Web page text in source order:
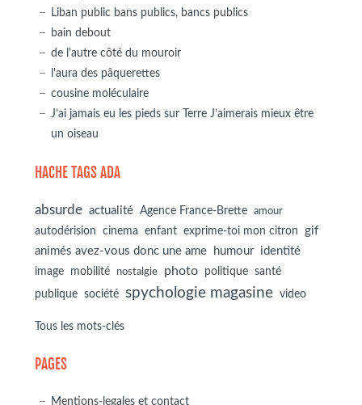
Liban public bans publics, bancs publics
bain debout
de l'autre côté du mouroir
l'aura des pâquerettes
cousine moléculaire
J’ai jamais eu les pieds sur Terre J’aimerais mieux être
un oiseau
HACHE TAGS ADA
absurde actualité Agence France-Brette amour
autodérision cinema enfant exprime-toi mon citron
gif
animés avez-vous donc une ame
humour identité
image mobilité nostalgie photo politique
santé
publique
société spychologie magasine video
Tous les mots-clés
PAGES
Mentions-legales et contact